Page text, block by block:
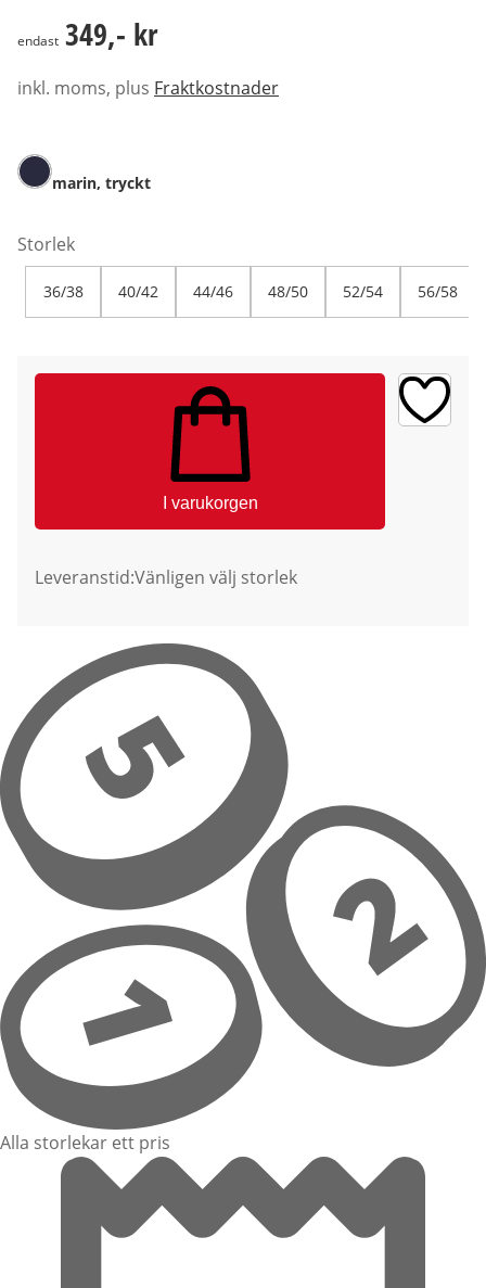
349,- kr
endast 349,- kr
inkl. moms, plus Fraktkostnader
marin, tryckt
Storlek
36/38 40/42 44/46 48/50 52/54 56/58
I varukorgen
Leveranstid:Vänligen välj storlek
Alla storlekar ett pris